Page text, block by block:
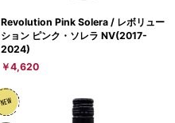
Revolution Pink Solera / レボリュー
ション ピンク・ソレラ NV(2017-
2024)
￥4,620